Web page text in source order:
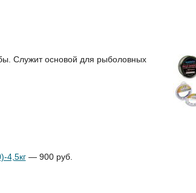
Служит основой для рыболовных
4,5кг— 900 руб.